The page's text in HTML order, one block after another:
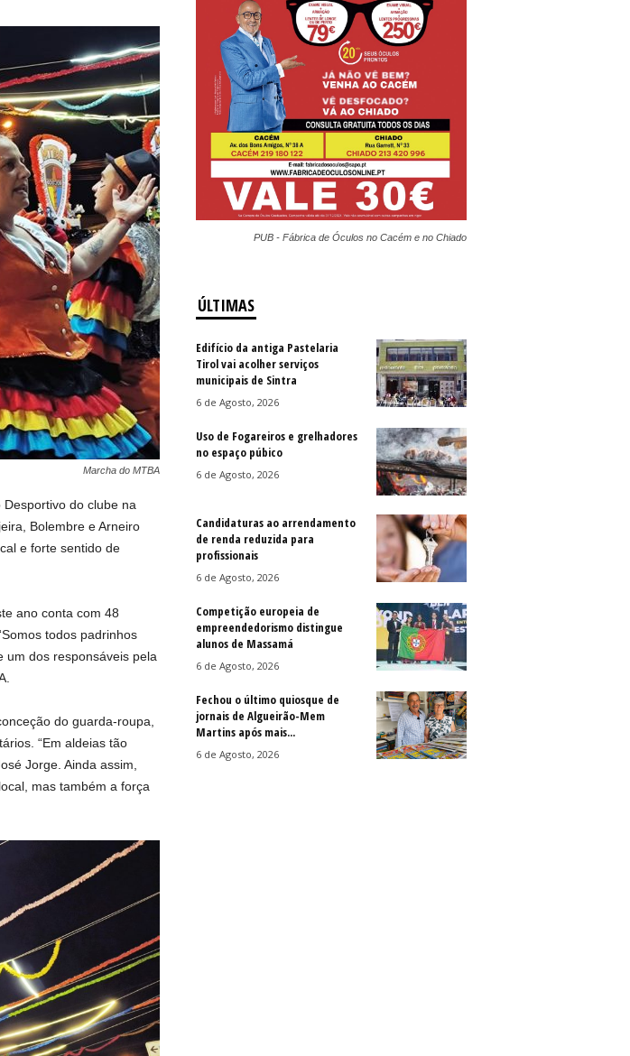
Marcha do MTBA
do clube na
Bolembre e Arneiro
e forte sentido de
ano conta com 48
todos padrinhos
um dos responsáveis pela
do guarda-roupa,
“Em aldeias tão
Jorge. Ainda assim,
mas também a força
PUB - Fábrica de Óculos no Cacém e no Chiado
ÚLTIMAS
Edifício da antiga Pastelaria
Tirol vai acolher serviços
municipais de Sintra
6 de Agosto, 2026
Uso de Fogareiros e grelhadores
no espaço púbico
6 de Agosto, 2026
Candidaturas ao arrendamento
de renda reduzida para
profissionais
6 de Agosto, 2026
Competição europeia de
empreendedorismo distingue
alunos de Massamá
6 de Agosto, 2026
Fechou o último quiosque de
jornais de Algueirão-Mem
Martins após mais...
6 de Agosto, 2026